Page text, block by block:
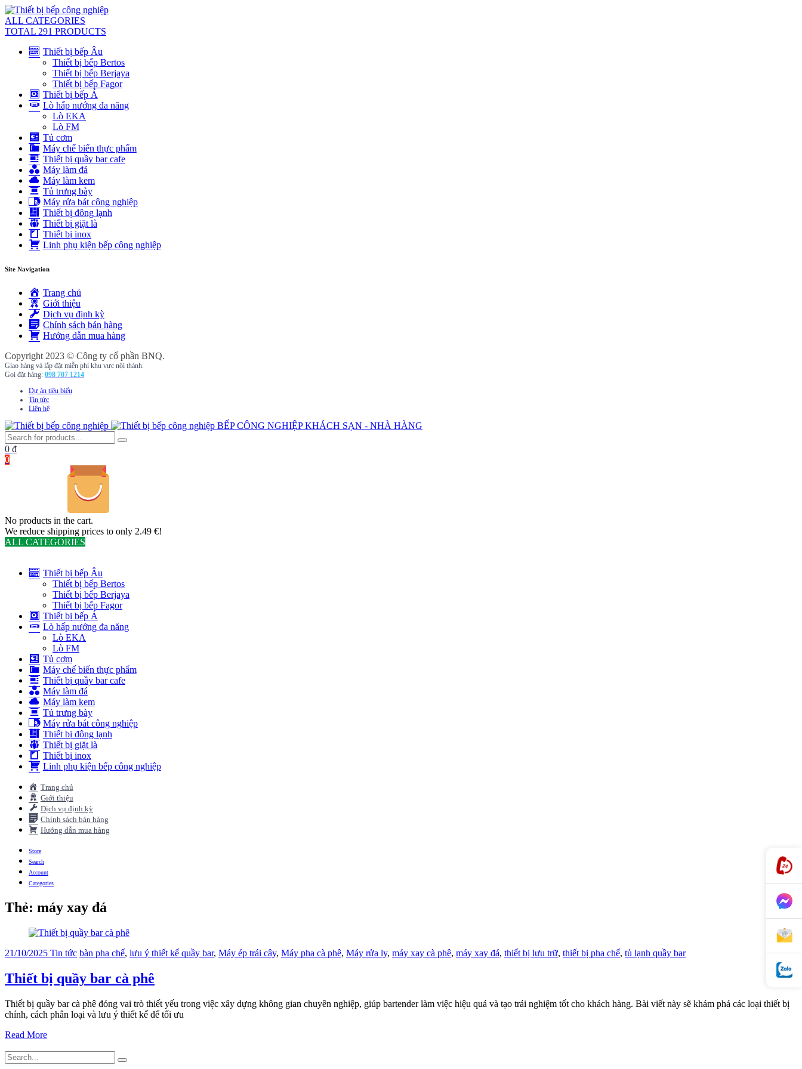
ALL CATEGORIES
TOTAL 291 PRODUCTS
Thiết bị bếp Âu
Thiết bị bếp Bertos
Thiết bị bếp Berjaya
Thiết bị bếp Fagor
Thiết bị bếp Á
Lò hấp nướng đa năng
Lò EKA
Lò FM
Tủ cơm
Máy chế biến thực phẩm
Thiết bị quầy bar cafe
Máy làm đá
Máy làm kem
Tủ trưng bày
Máy rửa bát công nghiệp
Thiết bị đông lạnh
Thiết bị giặt là
Thiết bị inox
Linh phụ kiện bếp công nghiệp
Site Navigation
Trang chủ
Giới thiệu
Dịch vụ định kỳ
Chính sách bán hàng
Hướng dẫn mua hàng
Copyright 2023 © Công ty cổ phần BNQ.
Giao hàng và lắp đặt miễn phí khu vực nội thành.
Gọi đặt hàng: 098 707 1214
Dự án tiêu biểu
Tin tức
Liên hệ
BẾP CÔNG NGHIỆP KHÁCH SẠN - NHÀ HÀNG
0 ₫
0
No products in the cart.
We reduce shipping prices to only 2.49 €!
ALL CATEGORIES
Thiết bị bếp Âu
Thiết bị bếp Bertos
Thiết bị bếp Berjaya
Thiết bị bếp Fagor
Thiết bị bếp Á
Lò hấp nướng đa năng
Lò EKA
Lò FM
Tủ cơm
Máy chế biến thực phẩm
Thiết bị quầy bar cafe
Máy làm đá
Máy làm kem
Tủ trưng bày
Máy rửa bát công nghiệp
Thiết bị đông lạnh
Thiết bị giặt là
Thiết bị inox
Linh phụ kiện bếp công nghiệp
Trang chủ
Giới thiệu
Dịch vụ định kỳ
Chính sách bán hàng
Hướng dẫn mua hàng
Store
Search
Account
Categories
Thẻ: máy xay đá
21/10/2025 Tin tức bàn pha chế, lưu ý thiết kế quầy bar, Máy ép trái cây, Máy pha cà phê, Máy rửa ly, máy xay cà phê, máy xay đá, thiết bị lưu trữ, thiết bị pha chế, tủ lạnh quầy bar
Thiết bị quầy bar cà phê
Thiết bị quầy bar cà phê đóng vai trò thiết yếu trong việc xây dựng không gian chuyên nghiệp, giúp bartender làm việc hiệu quả và tạo trải nghiệm tốt cho khách hàng. Bài viết này sẽ khám phá các loại thiết bị
chính, cách phân loại và lưu ý thiết kế để tối ưu
Read More